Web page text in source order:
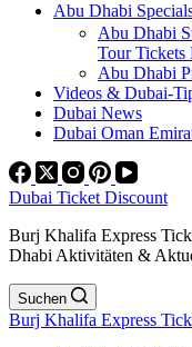
Abu Dhabi
Abu Dhabi
Tour Tickets
Abu Dhabi
Videos & Dubai-
Dubai News
Dubai Oman
Dubai Ticket Discount
Burj Khalifa Express
Dhabi Aktivitäten &
Suchen
Burj Khalifa Express